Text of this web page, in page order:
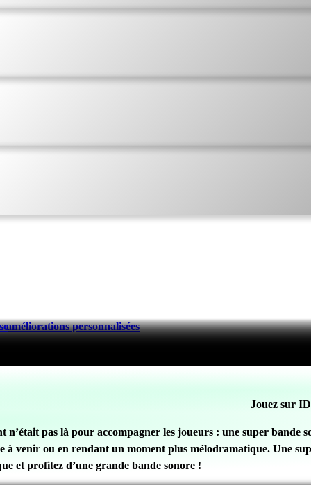
personnalisées
Jouez sur
n’était pas là pour accompagner les joueurs : une super bande
venir ou en rendant un moment plus mélodramatique. Une
et profitez d’une grande bande sonore !